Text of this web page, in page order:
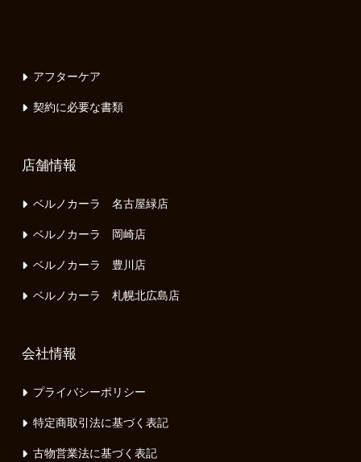
アフターケア
契約に必要な書類
店舗情報
ベルノカーラ 名古屋緑店
ベルノカーラ 岡崎店
ベルノカーラ 豊川店
ベルノカーラ 札幌北広島店
会社情報
プライバシーポリシー
特定商取引法に基づく表記
古物営業法に基づく表記